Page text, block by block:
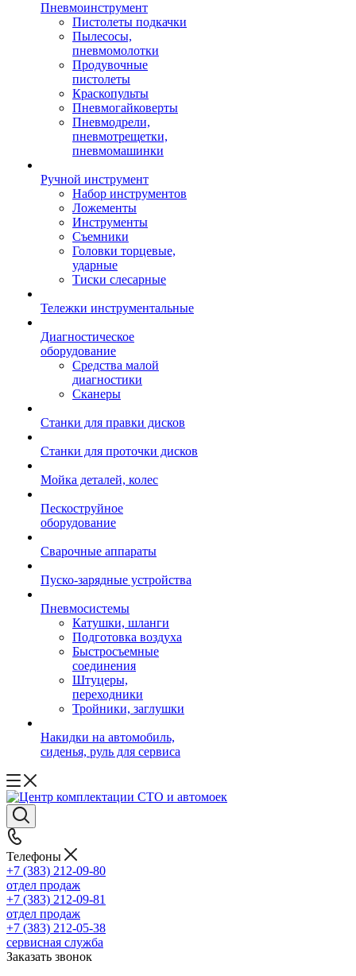
Пневмоинструмент
Пистолеты подкачки
Пылесосы,
пневмомолотки
Продувочные
пистолеты
Краскопульты
Пневмогайковерты
Пневмодрели,
пневмотрещетки,
пневмомашинки
Ручной инструмент
Набор инструментов
Ложементы
Инструменты
Съемники
Головки торцевые,
ударные
Тиски слесарные
Тележки инструментальные
Диагностическое
оборудование
Средства малой
диагностики
Сканеры
Станки для правки дисков
Станки для проточки дисков
Мойка деталей, колес
Пескоструйное
оборудование
Сварочные аппараты
Пуско-зарядные устройства
Пневмосистемы
Катушки, шланги
Подготовка воздуха
Быстросъемные
соединения
Штуцеры,
переходники
Тройники, заглушки
Накидки на автомобиль,
сиденья, руль для сервиса
Телефоны
+7 (383) 212-09-80
отдел продаж
+7 (383) 212-09-81
отдел продаж
+7 (383) 212-05-38
сервисная служба
Заказать звонок